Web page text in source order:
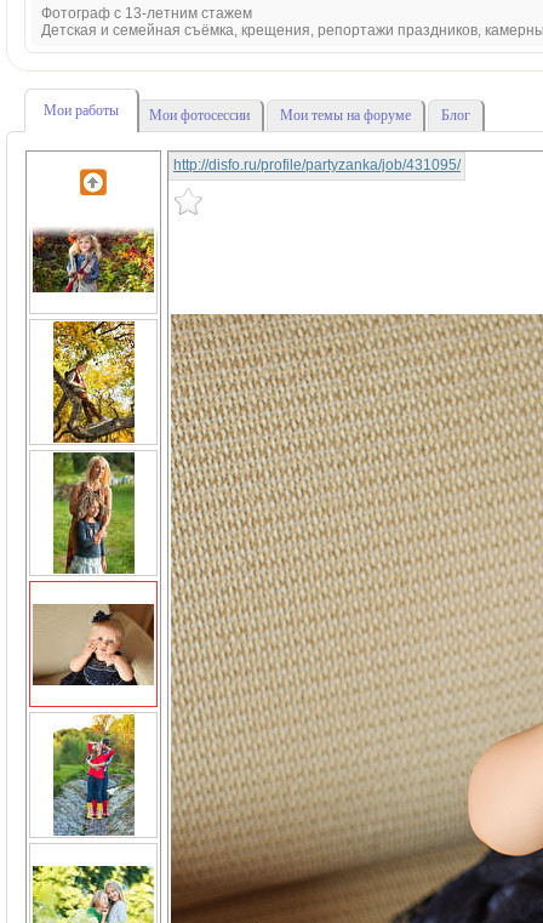
Фотограф с 13-летним стажем
Детская и семейная съёмка, крещения, репортажи праздников,
Мои работы Мои фотосессии Мои темы на форуме Блог
http://disfo.ru/profile/partyzanka/job/431095/